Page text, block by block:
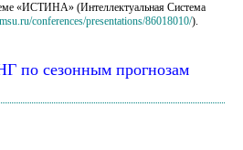
«ИСТИНА» (Интеллектуальная Система
conferences/presentations/86018010/).
по сезонным прогнозам